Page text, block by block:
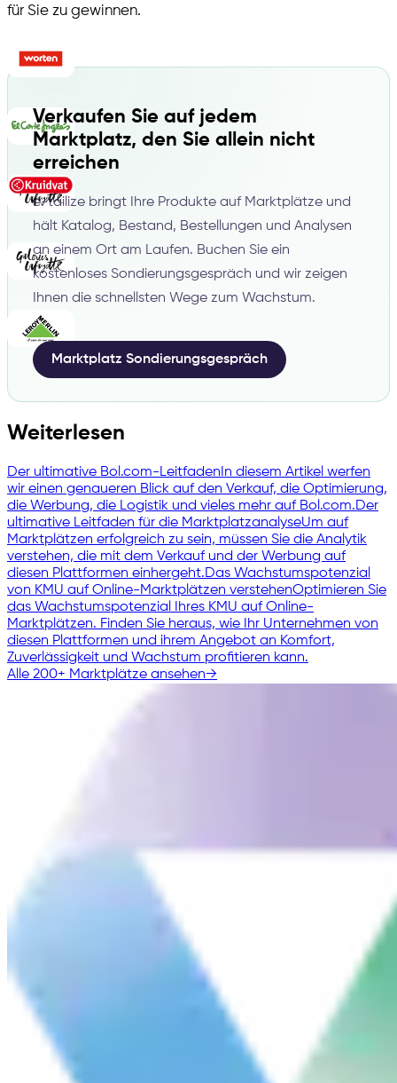
für Sie zu gewinnen.
Verkaufen Sie auf jedem
Marktplatz, den Sie allein nicht
erreichen
e-tailize bringt Ihre Produkte auf Marktplätze und
hält Katalog, Bestand, Bestellungen und Analysen
an einem Ort am Laufen. Buchen Sie ein
kostenloses Sondierungsgespräch und wir zeigen
Ihnen die schnellsten Wege zum Wachstum.
Marktplatz Sondierungsgespräch
Weiterlesen
Der ultimative Bol.com-Leitfaden In diesem Artikel werfen
wir einen genaueren Blick auf den Verkauf, die Optimierung,
die Werbung, die Logistik und vieles mehr auf Bol.com.Der
ultimative Leitfaden für die MarktplatzanalyseUm auf
Marktplätzen erfolgreich zu sein, müssen Sie die Analytik
verstehen, die mit dem Verkauf und der Werbung auf
diesen Plattformen einhergeht.Das Wachstumspotenzial
von KMU auf Online-Marktplätzen verstehenOptimieren Sie
das Wachstumspotenzial Ihres KMU auf Online-
Marktplätzen. Finden Sie heraus, wie Ihr Unternehmen von
diesen Plattformen und ihrem Angebot an Komfort,
Zuverlässigkeit und Wachstum profitieren kann.
Alle 200+ Marktplätze ansehen→